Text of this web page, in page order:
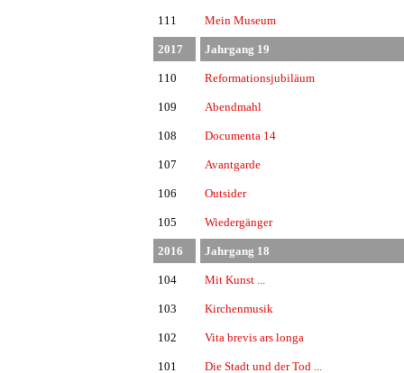
111 Mein Museum
2017 Jahrgang 19
110 Reformationsjubiläum
109 Abendmahl
108 Documenta 14
107 Avantgarde
106 Outsider
105 Wiedergänger
2016 Jahrgang 18
104 Mit Kunst ...
103 Kirchenmusik
102 Vita brevis ars longa
101 Die Stadt und der Tod ...